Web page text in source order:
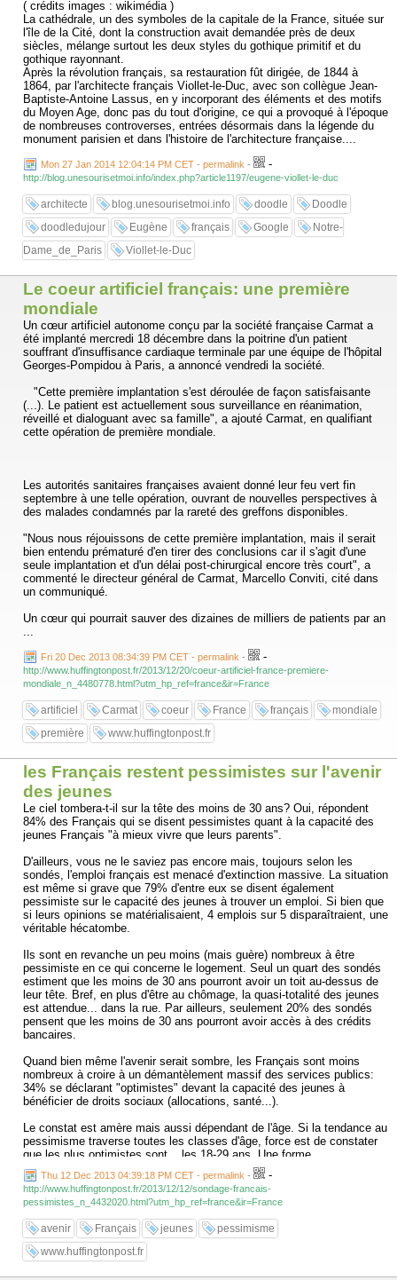
( crédits images : wikimédia )
La cathédrale, un des symboles de la capitale de la France, située sur
l'île de la Cité, dont la construction avait demandée près de deux
siècles, mélange surtout les deux styles du gothique primitif et du
gothique rayonnant.
Après la révolution français, sa restauration fût dirigée, de 1844 à
1864, par l'architecte français Viollet-le-Duc, avec son collègue Jean-
Baptiste-Antoine Lassus, en y incorporant des éléments et des motifs
du Moyen Age, donc pas du tout d'origine, ce qui a provoqué à l'époque
de nombreuses controverses, entrées désormais dans la légende du
monument parisien et dans l'histoire de l'architecture française....
Mon 27 Jan 2014 12:04:14 PM CET - permalink - -
http://blog.unesourisetmoi.info/index.php?article1197/eugene-viollet-le-duc
architecte blog.unesourisetmoi.info doodle
Doodle
doodledujour
Eugène français Google
Notre-
Dame_de_Paris
Viollet-le-Duc
Le coeur artificiel français: une première
mondiale
Un cœur artificiel autonome conçu par la société française Carmat a
été implanté mercredi 18 décembre dans la poitrine d'un patient
souffrant d'insuffisance cardiaque terminale par une équipe de l'hôpital
Georges-Pompidou à Paris, a annoncé vendredi la société.
"Cette première implantation s'est déroulée de façon satisfaisante
(...). Le patient est actuellement sous surveillance en réanimation,
réveillé et dialoguant avec sa famille", a ajouté Carmat, en qualifiant
cette opération de première mondiale.
Les autorités sanitaires françaises avaient donné leur feu vert fin
septembre à une telle opération, ouvrant de nouvelles perspectives à
des malades condamnés par la rareté des greffons disponibles.
"Nous nous réjouissons de cette première implantation, mais il serait
bien entendu prématuré d'en tirer des conclusions car il s'agit d'une
seule implantation et d'un délai post-chirurgical encore très court", a
commenté le directeur général de Carmat, Marcello Conviti, cité dans
un communiqué.
Un cœur qui pourrait sauver des dizaines de milliers de patients par an
...
Fri 20 Dec 2013 08:34:39 PM CET - permalink - -
http://www.huffingtonpost.fr/2013/12/20/coeur-artificiel-france-premiere-
mondiale_n_4480778.html?utm_hp_ref=france&ir=France
artificiel Carmat coeur France français
mondiale
première
www.huffingtonpost.fr
les Français restent pessimistes sur l'avenir
des jeunes
Le ciel tombera-t-il sur la tête des moins de 30 ans? Oui, répondent
84% des Français qui se disent pessimistes quant à la capacité des
jeunes Français "à mieux vivre que leurs parents".
D'ailleurs, vous ne le saviez pas encore mais, toujours selon les
sondés, l'emploi français est menacé d'extinction massive. La situation
est même si grave que 79% d'entre eux se disent également
pessimiste sur le capacité des jeunes à trouver un emploi. Si bien que
si leurs opinions se matérialisaient, 4 emplois sur 5 disparaîtraient, une
véritable hécatombe.
Ils sont en revanche un peu moins (mais guère) nombreux à être
pessimiste en ce qui concerne le logement. Seul un quart des sondés
estiment que les moins de 30 ans pourront avoir un toit au-dessus de
leur tête. Bref, en plus d'être au chômage, la quasi-totalité des jeunes
est attendue... dans la rue. Par ailleurs, seulement 20% des sondés
pensent que les moins de 30 ans pourront avoir accès à des crédits
bancaires.
Quand bien même l'avenir serait sombre, les Français sont moins
nombreux à croire à un démantèlement massif des services publics:
34% se déclarant "optimistes" devant la capacité des jeunes à
bénéficier de droits sociaux (allocations, santé...).
Le constat est amère mais aussi dépendant de l'âge. Si la tendance au
pessimisme traverse toutes les classes d'âge, force est de constater
que les plus optimistes sont... les 18-29 ans. Une forme
d'insouciance? Peut-être. D'autant que les plus pessimistes font
systématiquement partie des 65 ans et plus....
Thu 12 Dec 2013 04:39:18 PM CET - permalink - -
http://www.huffingtonpost.fr/2013/12/12/sondage-francais-
pessimistes_n_4432020.html?utm_hp_ref=france&ir=France
avenir Français jeunes
pessimisme
www.huffingtonpost.fr